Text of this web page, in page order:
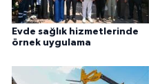
Evde sağlık hizmetlerinde
örnek uygulama